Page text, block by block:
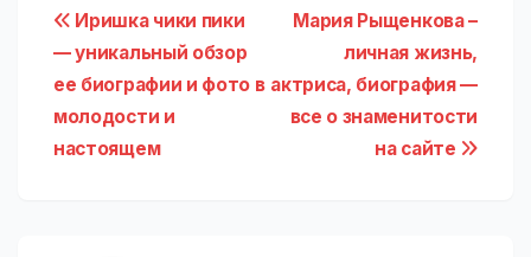
Навигация
по
записям
Мария Рыщенкова –
личная жизнь,
актриса, биография —
все о знаменитости
на сайте
Иришка чики пики
— уникальный обзор
ее биографии и фото в
молодости и
настоящем